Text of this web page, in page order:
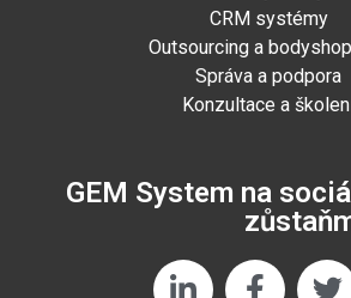
CRM systémy
Outsourcing a
Správa a podpora
Konzultace a
GEM System na